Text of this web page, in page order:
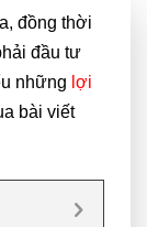
đồng thời
đầu tư
những lợi
bài viết